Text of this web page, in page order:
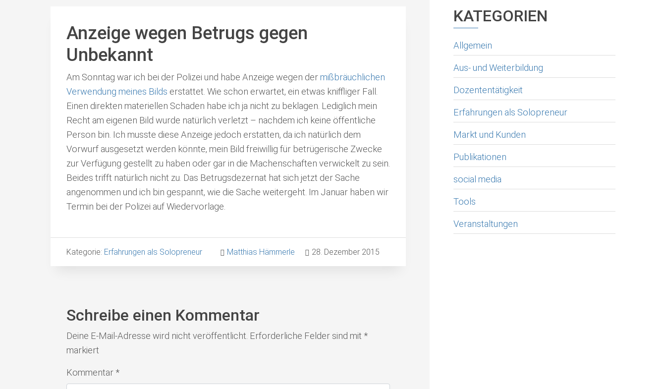
KATEGORIEN
Allgemein
Aus- und Weiterbildung
Dozententätigkeit
Erfahrungen als Solopreneur
Markt und Kunden
Publikationen
social media
Tools
Veranstaltungen
Anzeige wegen Betrugs gegen
Unbekannt
Am Sonntag war ich bei der Polizei und habe Anzeige wegen dermißbräuchlichen
Verwendung meines Bilds erstattet. Wie schon erwartet, ein etwas kniffliger Fall.
Einen direkten materiellen Schaden habe ich ja nicht zu beklagen. Lediglich mein
Recht am eigenen Bild wurde natürlich verletzt – nachdem ich keine öffentliche
Person bin. Ich musste diese Anzeige jedoch erstatten, da ich natürlich dem
Vorwurf ausgesetzt werden könnte, mein Bild freiwillig für betrügerische Zwecke
zur Verfügung gestellt zu haben oder gar in die Machenschaften verwickelt zu sein.
Beides trifft natürlich nicht zu. Das Betrugsdezernat hat sich jetzt der Sache
angenommen und ich bin gespannt, wie die Sache weitergeht. Im Januar haben wir
Termin bei der Polizei auf Wiedervorlage.
Kategorie: Erfahrungen als Solopreneur Matthias Hämmerle 28. Dezember 2015
Schreibe einen Kommentar
Deine E-Mail-Adresse wird nicht veröffentlicht. Erforderliche Felder sind mit*
markiert
Kommentar*